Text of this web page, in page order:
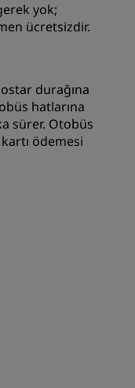
yok;
ücretsizdir.
durağına
hatlarına
sürer. Otobüs
ödemesi